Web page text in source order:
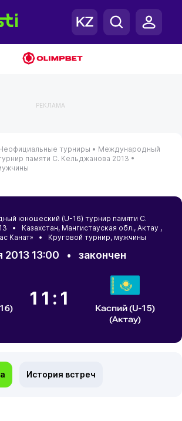
РЕКЛАМА
турниры • Международный
памяти С. Кельджанова 2013 •
юношеский (U-16) турнир памяти С.
• Казахстан, Мангистауская обл., Актау ,
Канат» • Круговой турнир, мужчины
2013 13:00 • закончен
11:1
Каспий (U-15)
(Актау)
История встреч